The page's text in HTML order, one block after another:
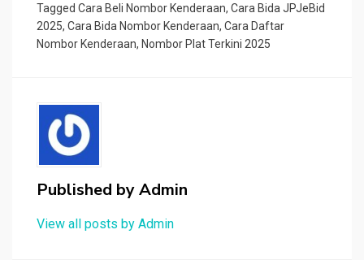
Tagged Cara Beli Nombor Kenderaan, Cara Bida JPJeBid
2025, Cara Bida Nombor Kenderaan, Cara Daftar
Nombor Kenderaan, Nombor Plat Terkini 2025
Published byAdmin
View all posts by Admin